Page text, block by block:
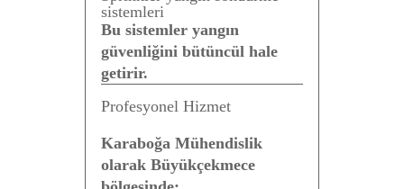
sistemleri
Bu sistemler yangın
güvenliğini bütüncül hale
getirir.
Profesyonel Hizmet
Karaboğa Mühendislik
olarak Büyükçekmece